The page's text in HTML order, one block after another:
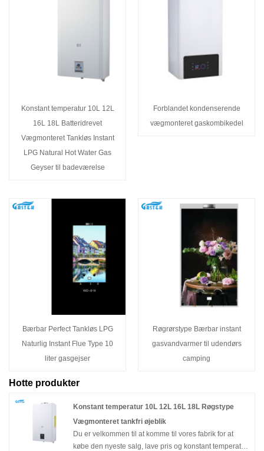
Konstant temperatur 10L 12L
16L 18L Batteridrevet
Vægmonteret Tankløs Instant
LPG Natural Hot Water Gas
Geyser til badeværelse
Forblandet kondenserende
vægmonteret gaskombikedel
Bærbar Perfect Tankløs LPG
Naturlig Instant Flue Type 10
liter gasgejser
Røgrørstype Bærbar instant
gasvandvarmer til udendørs
camping
Hotte produkter
Konstant temperatur 10L 12L 16L 18L Røgstype
Vægmonteret tankfri øjeblik
Du er velkommen til at komme til vores fabrik for at
købe den nyeste salg, lave pris og konstant temperatur